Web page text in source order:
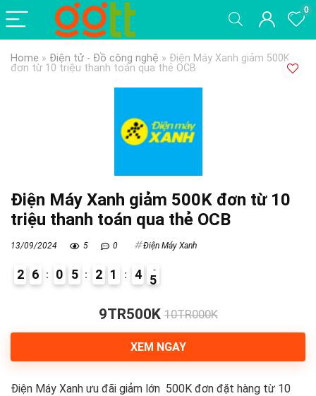
0
Home » Điện tử - Đồ công nghệ » Điện Máy Xanh giảm 500K
đơn từ 10 triệu thanh toán qua thẻ OCB
Điện Máy Xanh giảm 500K đơn từ 10
triệu thanh toán qua thẻ OCB
13/09/2024 5 0 Điện Máy Xanh
2 6 0 5 2 1 4 4
9TR500K 10TR000K
XEM NGAY
Điện Máy Xanh ưu đãi giảm lớn 500K đơn đặt hàng từ 10